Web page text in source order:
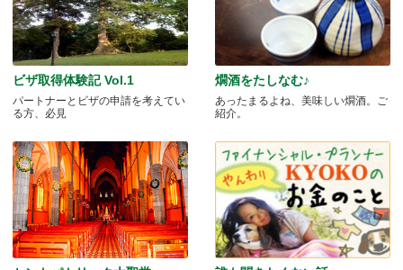
ビザ取得体験記 Vol.1
パートナーとビザの申請を考えてい
る方、必見
燗酒をたしなむ♪
あったまるよね、美味しい燗酒。ご
紹介。